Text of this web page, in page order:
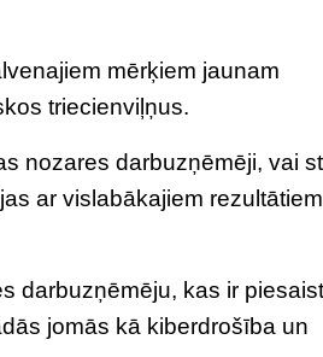
mērķiem jaunam
triecienviļņus.
nozares darbuzņēmēji, vai
ar vislabākajiem rezultātiem
darbuzņēmēju, kas ir
jomās kā kiberdrošība un